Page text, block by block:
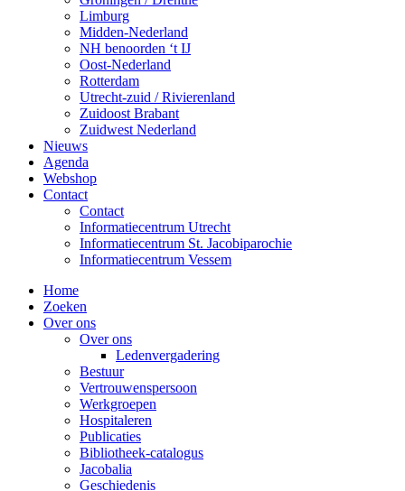
Limburg
Midden-Nederland
NH benoorden ‘t IJ
Oost-Nederland
Rotterdam
Utrecht-zuid / Rivierenland
Zuidoost Brabant
Zuidwest Nederland
Nieuws
Agenda
Webshop
Contact
Contact
Informatiecentrum Utrecht
Informatiecentrum St. Jacobiparochie
Informatiecentrum Vessem
Home
Zoeken
Over ons
Over ons
Ledenvergadering
Bestuur
Vertrouwenspersoon
Werkgroepen
Hospitaleren
Publicaties
Bibliotheek-catalogus
Jacobalia
Geschiedenis